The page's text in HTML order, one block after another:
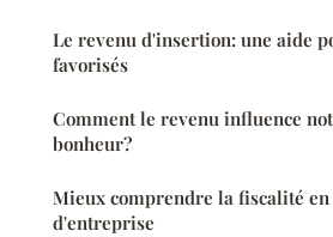
Le revenu d'insertion: une aide
favorisés
Comment le revenu influence
bonheur?
Mieux comprendre la fiscalité en
d'entreprise